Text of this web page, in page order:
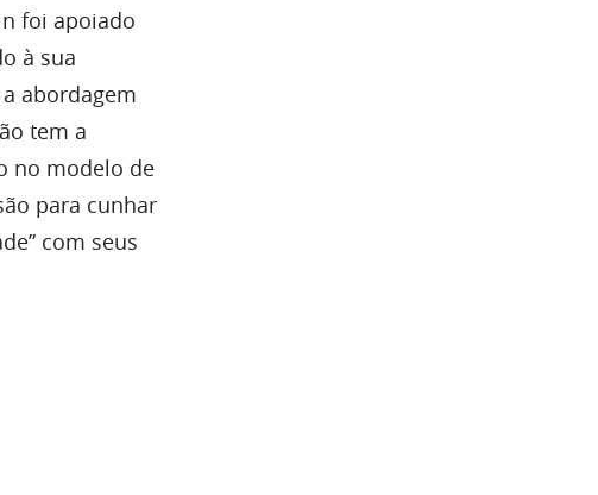
foi apoiado
à sua
abordagem
tem a
no modelo de
para cunhar
com seus